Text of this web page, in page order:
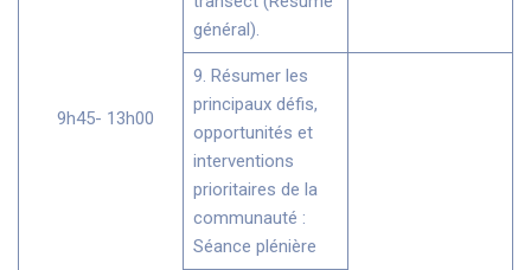
9h45- 13h00
général).
9. Résumer les
principaux défis,
opportunités et
interventions
prioritaires de la
communauté :
Séance plénière